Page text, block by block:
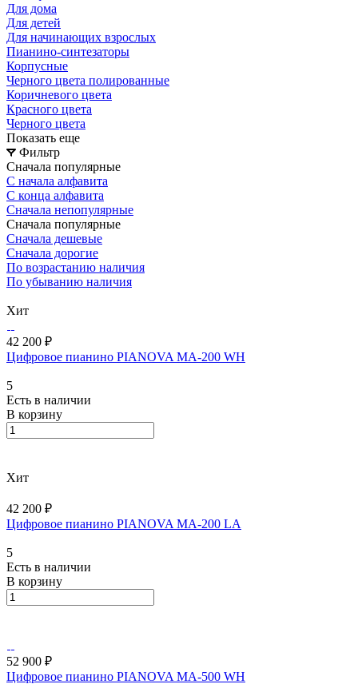
Для дома
Для детей
Для начинающих взрослых
Пианино-синтезаторы
Корпусные
Черного цвета полированные
Коричневого цвета
Красного цвета
Черного цвета
Показать еще
Фильтр
Сначала популярные
С начала алфавита
С конца алфавита
Сначала непопулярные
Сначала популярные
Сначала дешевые
Сначала дорогие
По возрастанию наличия
По убыванию наличия
Хит
42 200 ₽
Цифровое пианино PIANOVA MA-200 WH
5
Есть в наличии
В корзину
Хит
42 200 ₽
Цифровое пианино PIANOVA MA-200 LA
5
Есть в наличии
В корзину
52 900 ₽
Цифровое пианино PIANOVA MA-500 WH